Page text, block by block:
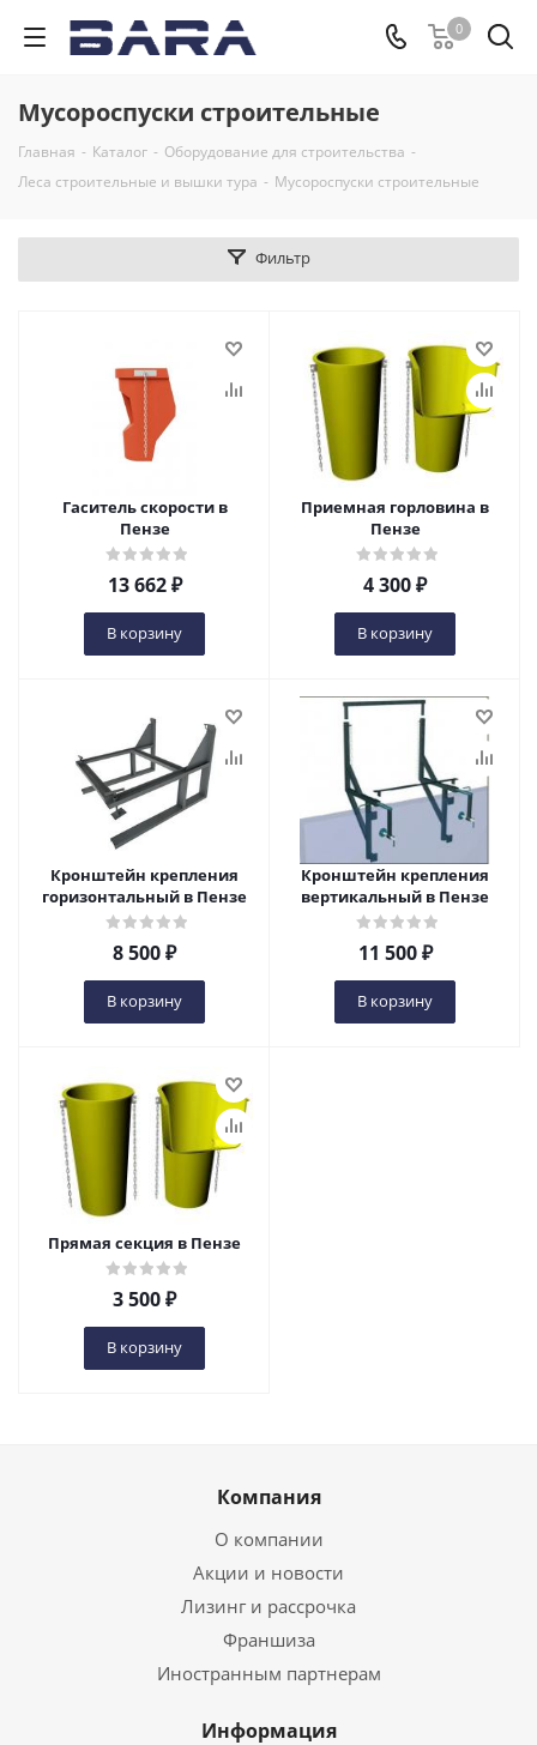
0
Мусороспуски строительные
Главная - Каталог - Оборудование для строительства -
Леса строительные и вышки тура - Мусороспуски строительные
Фильтр
Гаситель скорости в
Пензе
13 662₽
В корзину
Приемная горловина в
Пензе
4 300₽
В корзину
Кронштейн крепления
горизонтальный в Пензе
8 500₽
В корзину
Кронштейн крепления
вертикальный в Пензе
11 500₽
В корзину
Прямая секция в Пензе
3 500₽
В корзину
Компания
О компании
Акции и новости
Лизинг и рассрочка
Франшиза
Иностранным партнерам
Информация